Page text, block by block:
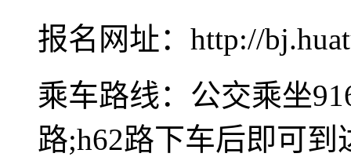
报名网址：http://
乘车路线：公交乘坐
路;h62路下车后即可到